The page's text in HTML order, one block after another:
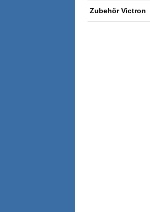
Zubehör Victron